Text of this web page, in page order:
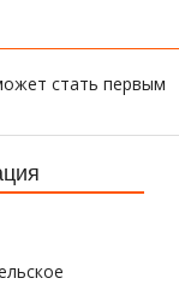
стать первым